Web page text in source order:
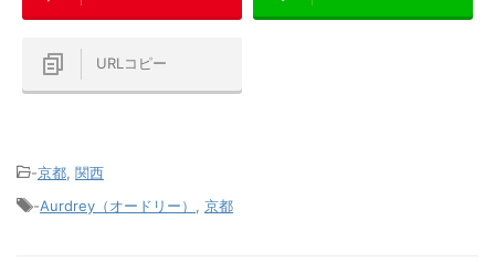
URLコピー
-京都, 関西
-Aurdrey（オードリー） , 京都